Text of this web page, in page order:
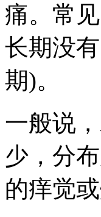
痛。常
长期没
期)。
一般说
少，分
的痒觉或